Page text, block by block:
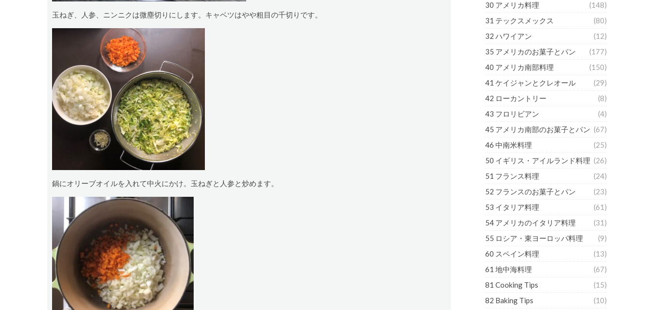
玉ねぎ、人参、ニンニクは微塵切りにします。キャベツはやや粗目の千切りです。
鍋にオリーブオイルを入れて中火にかけ。玉ねぎと人参と炒めます。
30 アメリカ料理
(148)
31 テックスメックス
(80)
32 ハワイアン
(12)
35 アメリカのお菓子とパン
(177)
40 アメリカ南部料理
(150)
41 ケイジャンとクレオール
(29)
42 ローカントリー
(8)
43 フロリビアン
(4)
45 アメリカ南部のお菓子とパン (67)
46 中南米料理
(25)
50 イギリス・アイルランド料理 (26)
51 フランス料理
(24)
52 フランスのお菓子とパン
(23)
53 イタリア料理
(61)
54 アメリカのイタリア料理
(31)
55 ロシア・東ヨーロッパ料理
(9)
60 スペイン料理
(13)
61 地中海料理
(67)
81 Cooking Tips
(15)
82 Baking Tips
(10)